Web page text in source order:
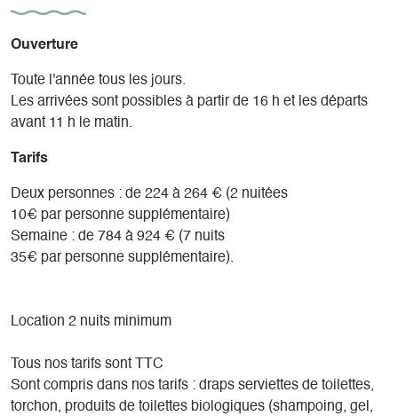
Ouverture
Toute l'année tous les jours.
Les arrivées sont possibles à partir de 16 h et les départs
avant 11 h le matin.
Tarifs
Deux personnes : de 224 à 264 € (2 nuitées
10€ par personne supplémentaire)
Semaine : de 784 à 924 € (7 nuits
35€ par personne supplémentaire).
Location 2 nuits minimum
Tous nos tarifs sont TTC
Sont compris dans nos tarifs : draps serviettes de toilettes,
torchon, produits de toilettes biologiques (shampoing, gel,